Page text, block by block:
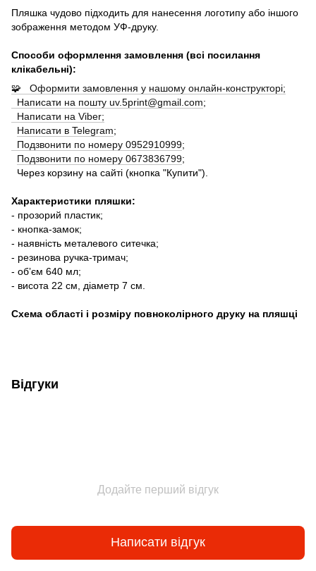
Пляшка чудово підходить для нанесення логотипу або іншого
зображення методом УФ-друку.
Способи оформлення замовлення (всі посилання
клікабельні):
🧩 Оформити замовлення у нашому онлайн-конструкторі;
Написати на пошту uv.5print@gmail.com;
Написати на Viber;
Написати в Telegram;
Подзвонити по номеру 0952910999;
Подзвонити по номеру 0673836799;
Через корзину на сайті (кнопка "Купити").
Характеристики пляшки:
- прозорий пластик;
- кнопка-замок;
- наявність металевого ситечка;
- резинова ручка-тримач;
- обʼєм 640 мл;
- висота 22 см, діаметр 7 см.
Схема області і розміру повноколірного друку на пляшці
Відгуки
Додайте перший відгук
Написати відгук